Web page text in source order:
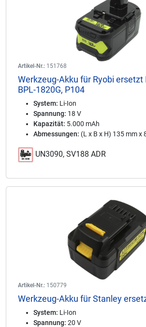
Artikel-Nr.: 151768
Werkzeug-Akku für Ryobi ersetzt
BPL-1820G, P104
System: Li-Ion
Spannung: 18 V
Kapazität: 5.000 mAh
Abmessungen: (L x B x H) 135 mm x
UN3090, SV188 ADR
Artikel-Nr.: 150779
Werkzeug-Akku für Stanley
System: Li-Ion
Spannung: 20 V